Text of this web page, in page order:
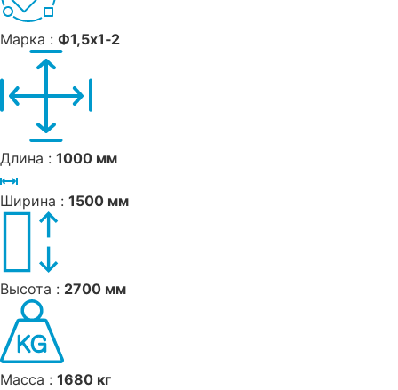
Марка : Ф1,5x1‑2
Длина : 1000 мм
Ширина : 1500 мм
Высота : 2700 мм
Масса : 1680 кг